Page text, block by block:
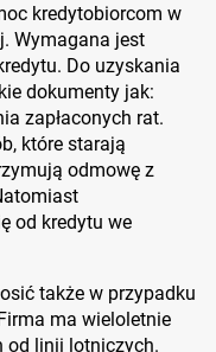
kredytobiorcom w
Wymagana jest
Do uzyskania
dokumenty jak:
zapłaconych rat.
które starają
odmowę z
od kredytu we
także w przypadku
ma wieloletnie
od linii lotniczych.